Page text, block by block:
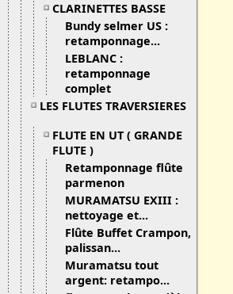
CLARINETTES BASSE
Bundy selmer US :
retamponnage...
LEBLANC :
retamponnage
complet
LES FLUTES TRAVERSIERES
FLUTE EN UT ( GRANDE
FLUTE )
Retamponnage flûte
parmenon
MURAMATSU EXIII :
nettoyage et...
Flûte Buffet Crampon,
palissan...
Muramatsu tout
argent: retampo...